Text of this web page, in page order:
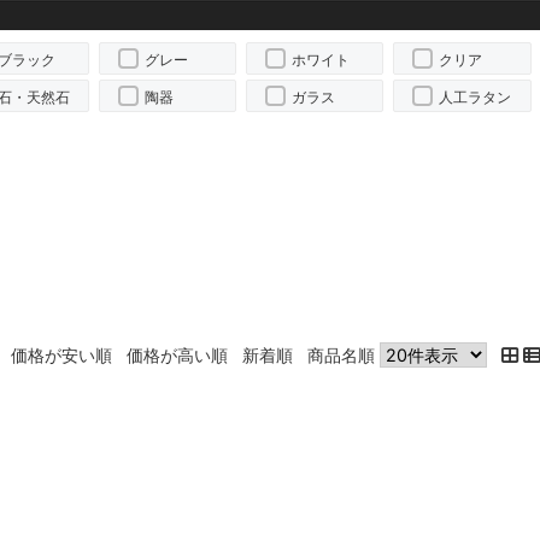
ブラック グレー ホワイト クリア
・天然石 陶器 ガラス 人工ラタン
価格が安い順 価格が高い順 新着順 商品名順